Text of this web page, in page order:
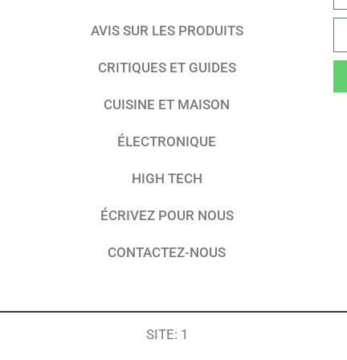
AVIS SUR LES PRODUITS
CRITIQUES ET GUIDES
CUISINE ET MAISON
ÉLECTRONIQUE
HIGH TECH
ÉCRIVEZ POUR NOUS
CONTACTEZ-NOUS
SITE: 1